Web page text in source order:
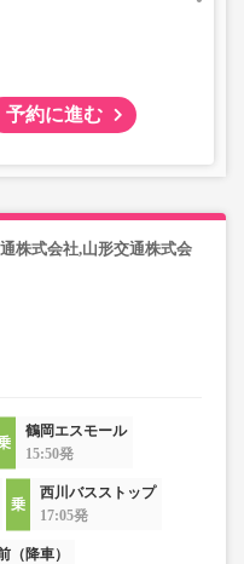
予約に進む
株式会社,山形交通株式会
鶴岡エスモール
15:50発
西川バスストップ
17:05発
（降車）